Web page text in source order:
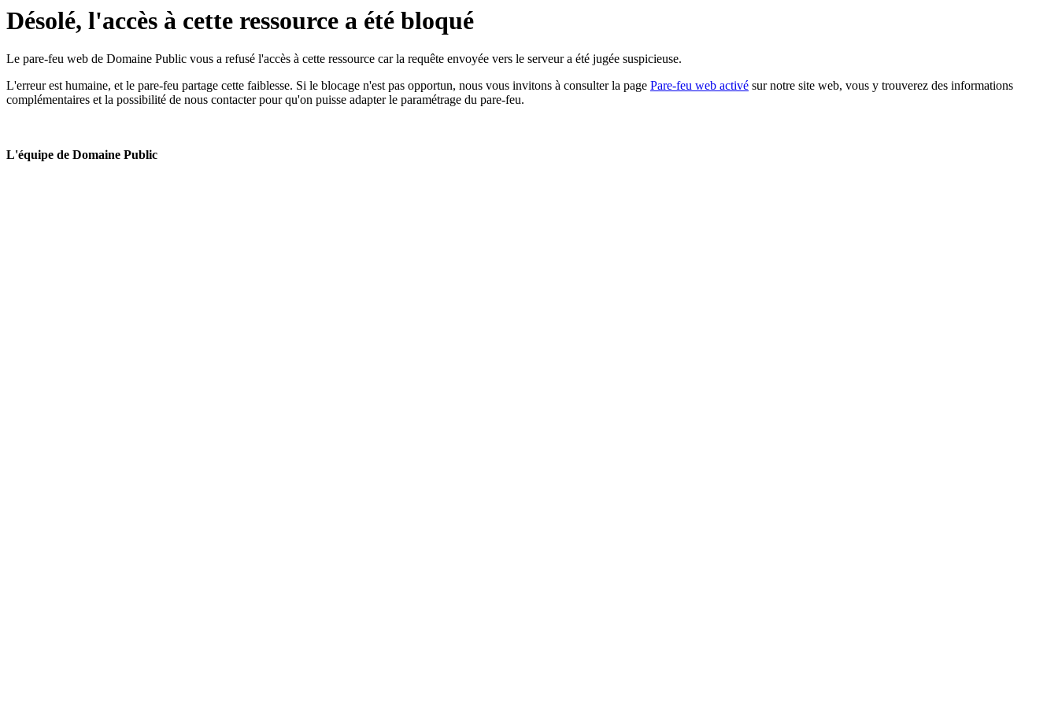
Désolé, l'accès à cette ressource a été bloqué
Le pare-feu web de Domaine Public vous a refusé l'accès à cette ressource car la requête envoyée vers le serveur a été jugée suspicieuse.
L'erreur est humaine, et le pare-feu partage cette faiblesse. Si le blocage n'est pas opportun, nous vous invitons à consulter la page Pare-feu web activé sur notre site web, vous y trouverez des informations
complémentaires et la possibilité de nous contacter pour qu'on puisse adapter le paramétrage du pare-feu.
L'équipe de Domaine Public